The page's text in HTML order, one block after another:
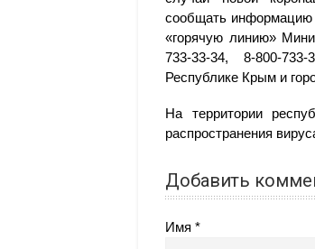
сообщать информацию
«горячую линию»
733-33-34, 8-800-
Республике Крым и
На территории
распространения
Добавить
Имя